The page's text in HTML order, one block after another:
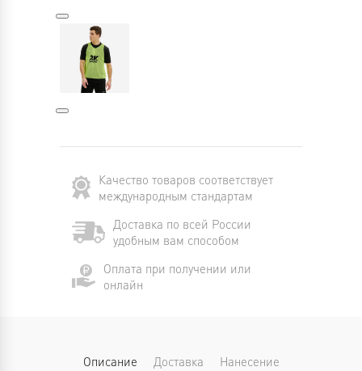
Качество товаров соответствует
международным стандартам
Доставка по всей России
удобным вам способом
Оплата при получении или
онлайн
Описание Доставка Нанесение